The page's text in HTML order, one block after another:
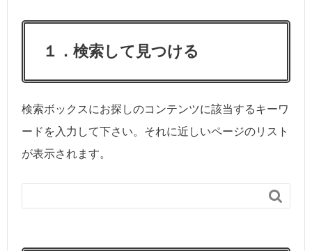
１．検索して見つける
検索ボックスにお探しのコンテンツに該当するキーワ
ードを入力して下さい。それに近しいページのリスト
が表示されます。
